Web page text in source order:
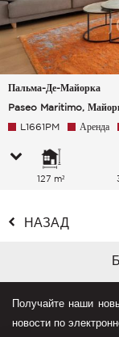
Пальма-Де-Майорка
Paseo Maritimo,
L1661PM Аренда
127 m²
НАЗАД
Получайте наши
новости по